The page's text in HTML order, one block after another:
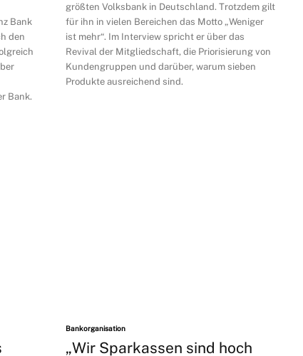
Bank
den
Bank.
größten Volksbank in Deutschland. Trotzdem gilt
für ihn in vielen Bereichen das Motto „Weniger
ist mehr“. Im Interview spricht er über das
Revival der Mitgliedschaft, die Priorisierung von
Kundengruppen und darüber, warum sieben
Produkte ausreichend sind.
Bankorganisation
„Wir Sparkassen sind hoch